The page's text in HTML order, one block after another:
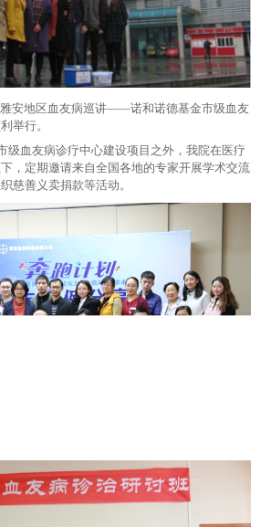
安地区血友病巡讲——诺和诺德基金市级血友
举行。
血友病诊疗中心建设项目之外，我院在医疗
，定期邀请来自全国各地的专家开展学术交流
慈善义卖捐款等活动。